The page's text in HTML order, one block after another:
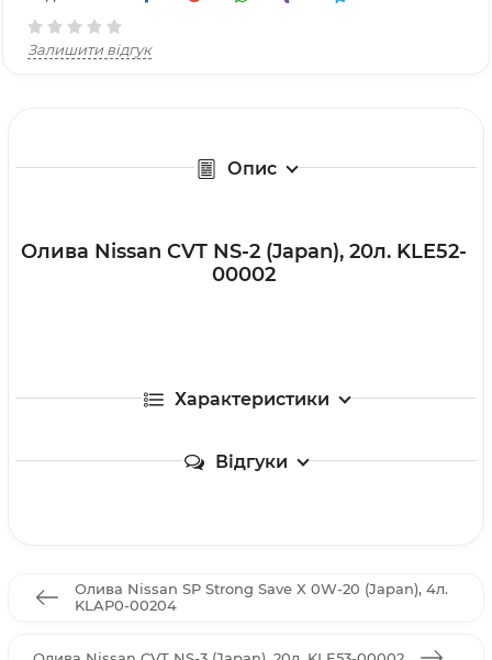
Залишити відгук
Опис
Олива Nissan CVT NS-2 (Japan), 20л. KLE52-
00002
Характеристики
Відгуки
Олива Nissan SP Strong Save X 0W-20 (Japan), 4л.
KLAP0-00204